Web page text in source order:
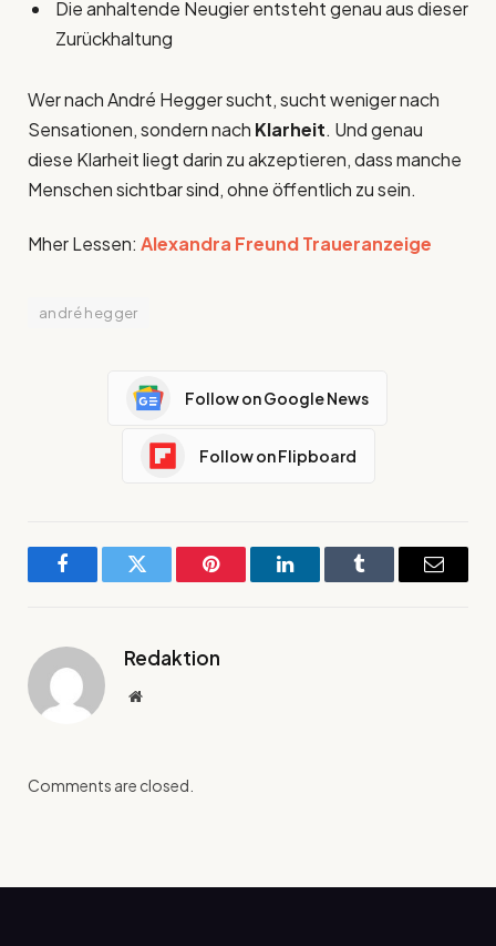
Die anhaltende Neugier entsteht genau aus dieser
Zurückhaltung
Wer nach André Hegger sucht, sucht weniger nach
Sensationen, sondern nach Klarheit. Und genau
diese Klarheit liegt darin zu akzeptieren, dass manche
Menschen sichtbar sind, ohne öffentlich zu sein.
Mher Lessen: Alexandra Freund Traueranzeige
andré hegger
Follow on Google News
Follow on Flipboard
FacebookTwitter Pinterest LinkedInTumblr Email
Redaktion
Website
Comments are closed.